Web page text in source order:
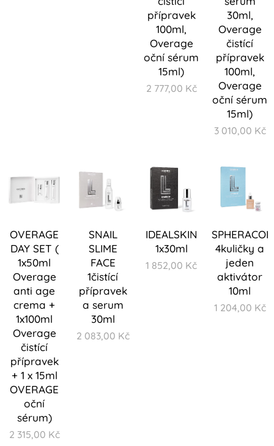
přípravek
100ml,
Overage
oční sérum
15ml)
2 777,00 Kč
30ml,
Overage
čistící
přípravek
100ml,
Overage
oční sérum
15ml)
3 010,00 Kč
OVERAGE
DAY SET (
1x50ml
Overage
anti age
crema +
1x100ml
Overage
čistící
přípravek
+ 1 x 15ml
OVERAGE
oční
sérum)
2 315,00 Kč
SNAIL
SLIME
FACE
1čistící
přípravek
a serum
30ml
2 083,00 Kč
IDEALSKIN
1x30ml
1 852,00 Kč
4kuličky a
jeden
aktivátor
10ml
1 204,00 Kč